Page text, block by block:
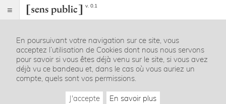
v. 0.1
Index
Rubriques
Essais
En poursuivant votre navigation sur ce site, vous
acceptez l’utilisation de Cookies dont nous nous servons
pour savoir si vous êtes déjà venu sur le site, si vous avez
déjà vu ce bandeau et, dans le cas où vous auriez un
compte, quels sont vos permissions.
J'accepte En savoir plus